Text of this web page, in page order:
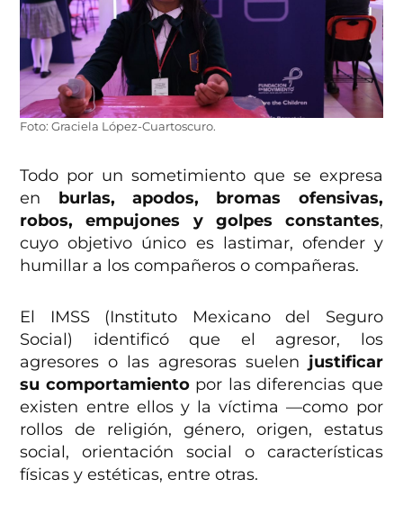
Foto: Graciela López-Cuartoscuro.
Todo por un sometimiento que se expresa
en burlas, apodos, bromas ofensivas,
robos, empujones y golpes constantes,
cuyo objetivo único es lastimar, ofender y
humillar a los compañeros o compañeras.
El IMSS (Instituto Mexicano del Seguro
Social) identificó que el agresor, los
agresores o las agresoras suelen justificar
su comportamientopor las diferencias que
existen entre ellos y la víctima —como por
rollos de religión, género, origen, estatus
social, orientación social o características
físicas y estéticas, entre otras.